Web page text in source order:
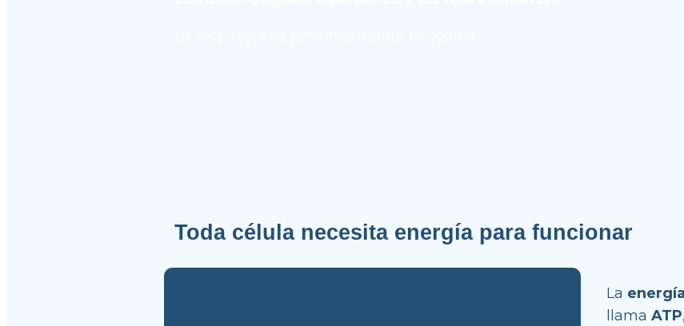
Toda célula necesita energía para funcionar
La energía
llama ATP